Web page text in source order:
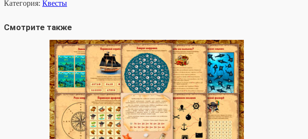
Шпионский
для
Категория: Квесты
Смотрите также